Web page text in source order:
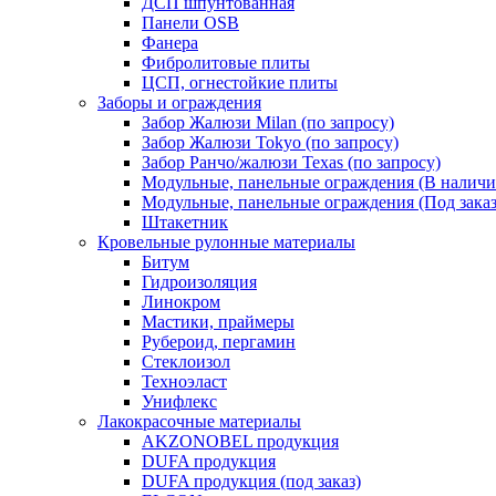
Панели OSB
Фанера
Фибролитовые плиты
ЦСП, огнестойкие плиты
Заборы и ограждения
Забор Жалюзи Milan (по запросу)
Забор Жалюзи Tokyo (по запросу)
Забор Ранчо/жалюзи Texas (по запросу)
Модульные, панельные ограждения (В
Модульные, панельные ограждения (Под
Штакетник
Кровельные рулонные материалы
Битум
Гидроизоляция
Линокром
Мастики, праймеры
Рубероид, пергамин
Стеклоизол
Техноэласт
Унифлекс
Лакокрасочные материалы
AKZONOBEL продукция
DUFA продукция
DUFA продукция (под заказ)